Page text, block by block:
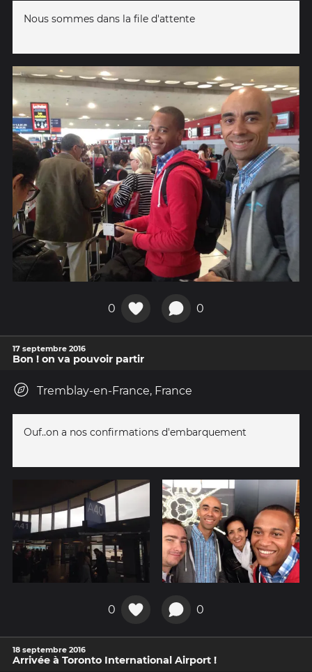
Nous sommes dans la file d'attente
0 0
17 septembre 2016
Bon ! on va pouvoir partir
Tremblay-en-France, France
Ouf..on a nos confirmations d'embarquement
0 0
18 septembre 2016
Arrivée à Toronto International Airport !